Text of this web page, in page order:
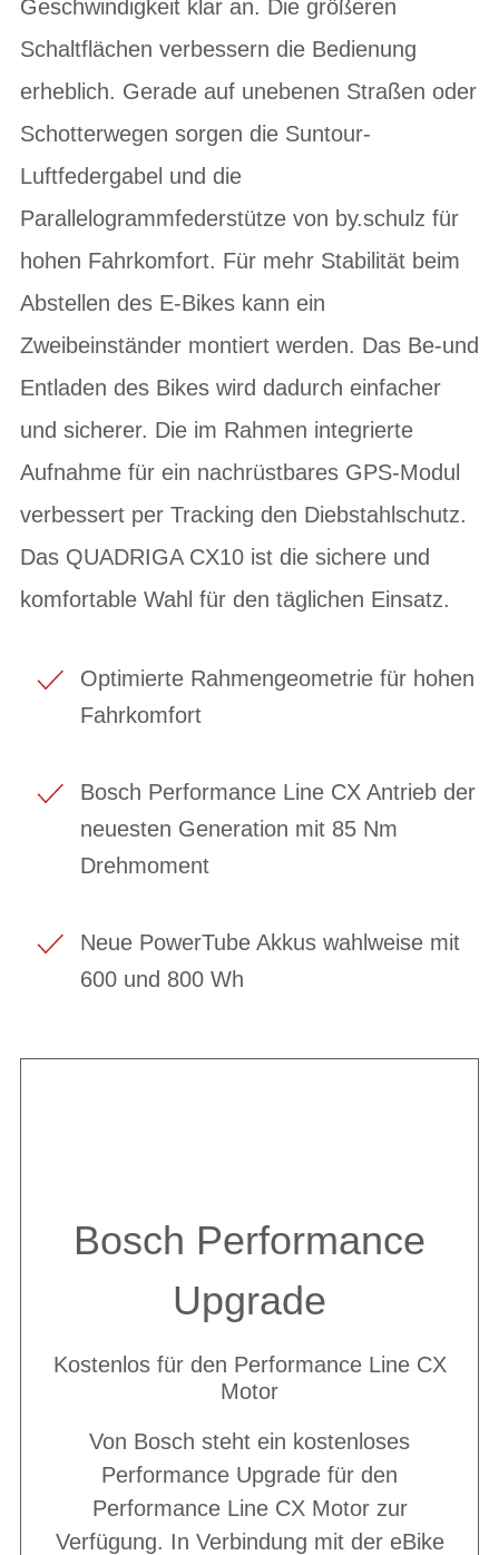
Geschwindigkeit klar an. Die größeren
Schaltflächen verbessern die Bedienung
erheblich. Gerade auf unebenen Straßen oder
Schotterwegen sorgen die Suntour-
Luftfedergabel und die
Parallelogrammfederstütze von by.schulz für
hohen Fahrkomfort. Für mehr Stabilität beim
Abstellen des E-Bikes kann ein
Zweibeinständer montiert werden. Das Be-und
Entladen des Bikes wird dadurch einfacher
und sicherer. Die im Rahmen integrierte
Aufnahme für ein nachrüstbares GPS-Modul
verbessert per Tracking den Diebstahlschutz.
Das QUADRIGA CX10 ist die sichere und
komfortable Wahl für den täglichen Einsatz.
Optimierte Rahmengeometrie für hohen
Fahrkomfort
Bosch Performance Line CX Antrieb der
neuesten Generation mit 85 Nm
Drehmoment
Neue PowerTube Akkus wahlweise mit
600 und 800 Wh
Bosch Performance
Upgrade
Kostenlos für den Performance Line CX
Motor
Von Bosch steht ein kostenloses
Performance Upgrade für den
Performance Line CX Motor zur
Verfügung. In Verbindung mit der eBike